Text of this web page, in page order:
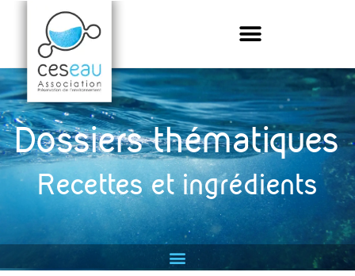
Dossiers thématiques
Recettes et ingrédients